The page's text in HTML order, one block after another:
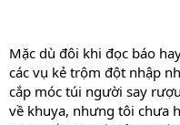
Mặc dù đôi khi đọc báo
các vụ kẻ trộm đột nhập
cắp móc túi người say
về khuya, nhưng tôi chưa